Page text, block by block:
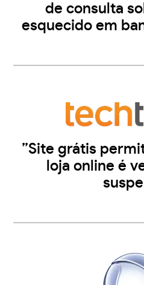
de consulta
esquecido em
”Site grátis
loja online é